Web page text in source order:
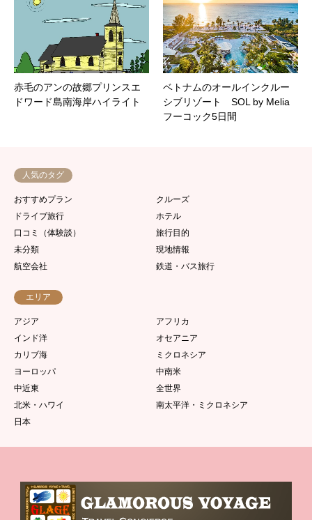
赤毛のアンの故郷プリンスエ
ドワード島南海岸ハイライト
ベトナムのオールインクルー
シブリゾート SOL by Melia
フーコック5日間
人気のタグ
おすすめプラン
クルーズ
ドライブ旅行
ホテル
口コミ（体験談）
旅行目的
未分類
現地情報
航空会社
鉄道・バス旅行
エリア
アジア
アフリカ
インド洋
オセアニア
カリブ海
ミクロネシア
ヨーロッパ
中南米
中近東
全世界
北米・ハワイ
南太平洋・ミクロネシア
日本